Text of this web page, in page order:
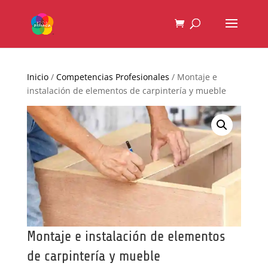
Inicio/ Competencias Profesionales / Montaje e
instalación de elementos de carpintería y mueble
Montaje e instalación de elementos
de carpintería y mueble